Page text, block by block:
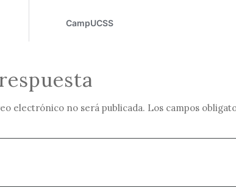
electrónico no será publicada. Los campos